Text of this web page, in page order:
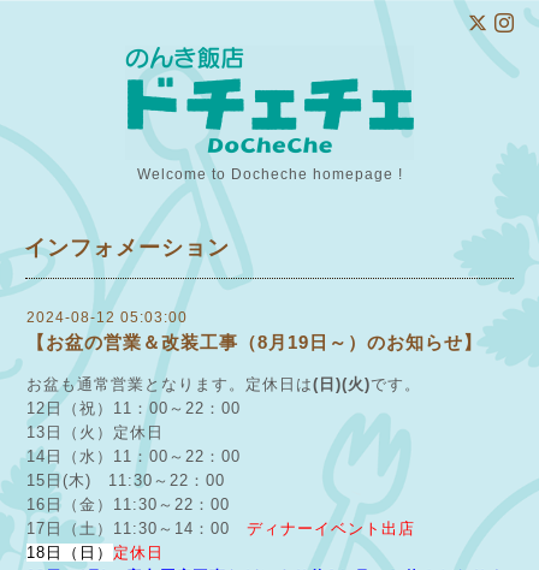
Welcome to Docheche homepage !
インフォメーション
2024-08-12 05:03:00
【お盆の営業＆改装工事（8月19日～）のお知らせ】
お盆も通常営業となります。定休日は(日)(火)です。
12日（祝）11：00～22：00
13日（火）定休日
14日（水）11：00～22：00
15日(木) 11:30～22：00
16日（金）11:30～22：00
17日（土）11:30～14：00 ディナーイベント出店
18日（日） 定休日